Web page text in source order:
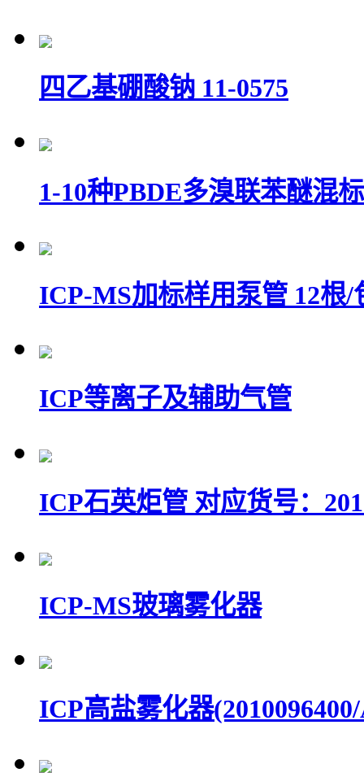
四乙基硼酸钠 11-0575
1-10种PBDE多溴联苯醚混
ICP-MS加标样用泵管 12根/
ICP等离子及辅助气管
ICP石英炬管 对应货号：
ICP-MS玻璃雾化器
ICP高盐雾化器